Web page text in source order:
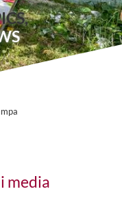
media